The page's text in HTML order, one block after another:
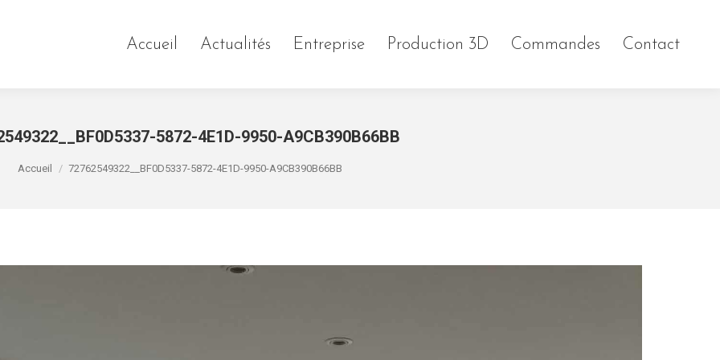
Accueil Actualités Entreprise Production 3D Commandes Contact
5872-4E1D-9950-A9CB390B66BB
Vous êtes ici :
Accueil 72762549322__BF0D5337-5872-4E1D-9950-A9CB390B66BB